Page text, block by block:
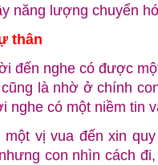
năng lượng chuyển
thân
đến nghe có được
là nhờ ở chính
nghe có một niềm tin
một vị vua đến xin
con nhìn cách